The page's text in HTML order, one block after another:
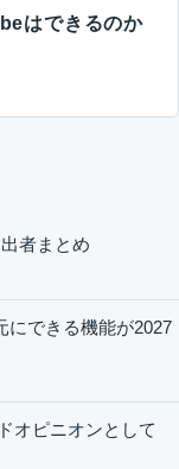
はできるのか
者まとめ
にできる機能が2027
オピニオンとして